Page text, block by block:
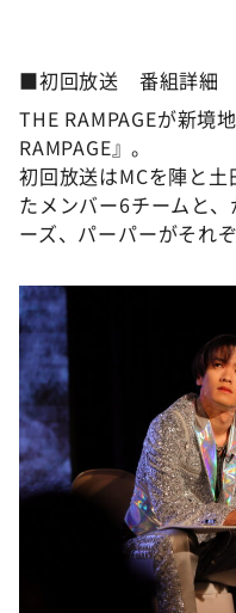
■初回放送 番組詳細
THE RAMPAGEが新境
RAMPAGE』。
初回放送はMCを陣と
たメンバー6チームと
ーズ、パーパーがそれ